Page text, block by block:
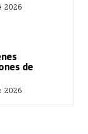
2026
de
2026